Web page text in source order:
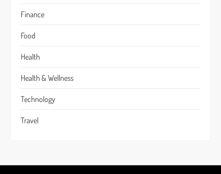
Finance
Food
Health
Health & Wellness
Technology
Travel